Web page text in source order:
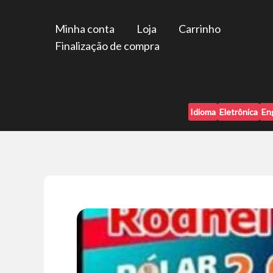
Minha conta Loja
Carrinho
Finalização de compra
Idioma Eletrônica